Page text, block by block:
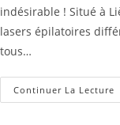
indésirable ! Situé à
lasers épilatoires
tous…
Continuer La Lecture